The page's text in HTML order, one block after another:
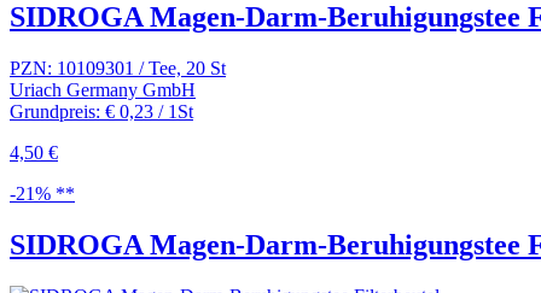
SIDROGA Magen-Darm-Beruhigungstee
PZN: 10109301 / Tee, 20 St
Uriach Germany GmbH
Grundpreis: € 0,23 / 1St
4,50 €
-21% **
SIDROGA Magen-Darm-Beruhigungstee